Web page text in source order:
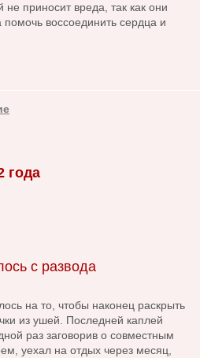
не приносит вреда, так как они
воссоединить сердца и
года
с развода
на то, чтобы наконец раскрыть
из ушей. Последней каплей
раз заговорив о совместным
уехал на отдых через месяц,